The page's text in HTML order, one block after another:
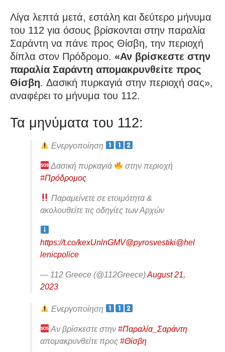
Λίγα λεπτά μετά, εστάλη και δεύτερο μήνυμα
του 112 για όσους βρίσκονται στην παραλία
Σαράντη να πάνε προς Θίσβη, την περιοχή
δίπλα στον Πρόδρομο. «Αν βρίσκεστε στην
παραλία Σαράντη απομακρυνθείτε προς
Θίσβη. Δασική πυρκαγιά στην περιοχή σας»,
αναφέρει το μήνυμα του 112.
Τα μηνύματα του 112:
Ενεργοποίηση
Δασική πυρκαγιά
στην περιοχή
#Πρόδρομος
Παραμείνετε σε ετοιμότητα &
ακολουθείτε τις οδηγίες των Αρχών
https://t.co/kexUnlnGMV@pyrosvestiki@hel
lenicpolice
— 112 Greece (@112Greece)August 21,
2023
Ενεργοποίηση
Αν βρίσκεστε στην#Παραλία_Σαράντη
απομακρυνθείτε προς #Θίσβη